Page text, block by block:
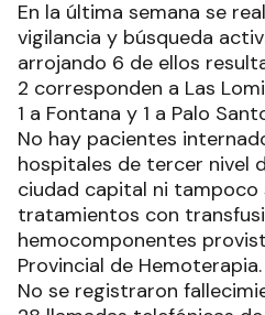
En la última semana se
vigilancia y búsqueda
arrojando 6 de ellos
2 corresponden a Las
1 a Fontana y 1 a Palo
No hay pacientes
hospitales de tercer nivel
ciudad capital ni tampoco
tratamientos con
hemocomponentes
Provincial de Hemoterapia.
No se registraron